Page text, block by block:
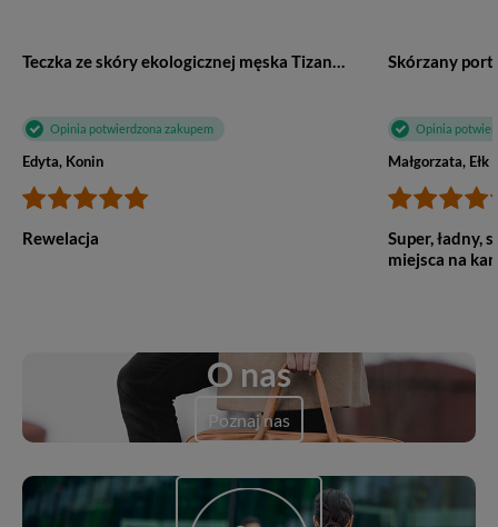
Teczka ze skóry ekologicznej męska Tizano T08 aktówka A4 czarna
Opinia potwierdzona zakupem
Edyta, Konin
Rewelacja
Opinia
Małgorzata, Ełk
Super, ładny,
miejsca na
O nas
Poznaj nas